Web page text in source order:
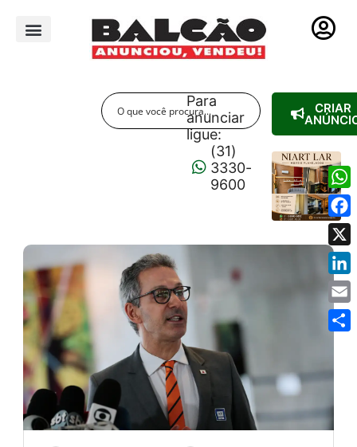
Para
anunciar
ligue:
(31)
3330-
9600
CRIAR
X